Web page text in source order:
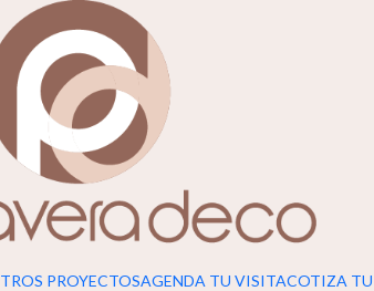
PROYECTOSAGENDA TU VISITACOTIZA TU
Para un calce perfecto, considerar sumar
Bosque Ocre
$22.500